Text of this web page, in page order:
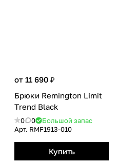
от 11 690 ₽
Брюки Remington Limit
Тrend Black
0 0
Большой запас
Арт. RMF1913-010
Купить